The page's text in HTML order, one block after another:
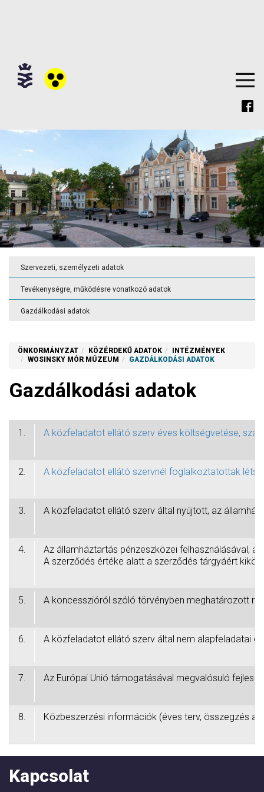
Szervezeti, személyzeti adatok
Tevékenységre, működésre vonatkozó adatok
Gazdálkodási adatok
ÖNKORMÁNYZAT KÖZÉRDEKŰ ADATOK
INTÉZMÉNYEK
WOSINSKY MÓR MÚZEUM
GAZDÁLKODÁSI ADATOK
Gazdálkodási adatok
1. A közfeladatot ellátó szerv éves költségvetése,
2. A közfeladatot ellátó szervnél foglalkoztatottak
3. A közfeladatot ellátó szerv által nyújtott, az
4.
Az államháztartás pénzeszközei felhasználásával,
A szerződés értéke alatt a szerződés tárgyáért
5. A koncesszióról szóló törvényben meghatározott
6. A közfeladatot ellátó szerv által nem alapfeladatai
7. Az Európai Unió támogatásával megvalósuló
8. Közbeszerzési információk (éves terv, összegzés
Kapcsolat